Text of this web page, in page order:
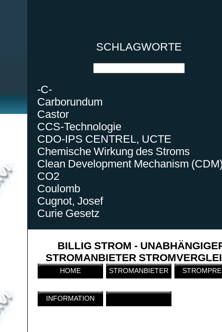
SCHLAGWORTE
-C-
Carborundum
Castor
CCS-Technologie
CDO-IPS CENTREL, UCTE
Chemische Wirkung des Stroms
Clean Development Mechanism
CO2
Coulomb
Cugnot, Josef
Curie Gesetz
BILLIG STROM -
STROMANBIETER
HOME STROMANBIETER
INFORMATION